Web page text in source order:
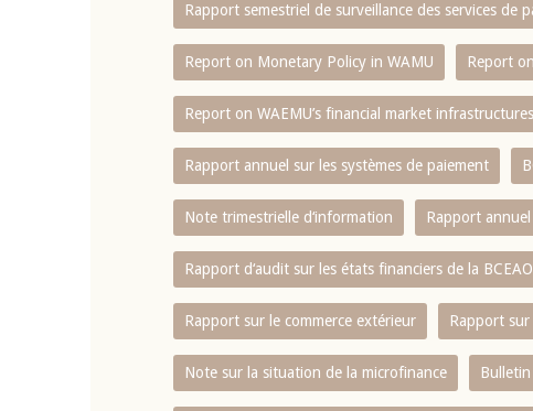
Rapport semestriel de surveillance des services de
Report on Monetary Policy in WAMU Report
Report on WAEMU’s financial market
Rapport annuel sur les systèmes de paiement
Note trimestrielle d‘information Rapport
Rapport d‘audit sur les états financiers de la BCEAO
Rapport sur le commerce extérieur Rapport sur
Note sur la situation de la microfinance